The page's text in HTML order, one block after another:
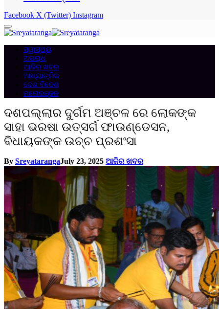
Facebook X (Twitter) Instagram
ସ୍ୱାସ୍ଥ୍ୟ
ଅପରାଧ
ଆଜିର ଖବର
ଆଧ୍ୟାତ୍ମିକ
ଦେଶ ବିଦେଶ
ମନୋରଞ୍ଜନ
ଦଶପଲ୍ଲାର ଦୁର୍ଗମ ଅଞ୍ଚଳ ରେ ଲୋକଙ୍କ
ସାହା ଭରଷା ଉତ୍ସର୍ଗ ଫାଉଣ୍ଡେସନ,
ବିଧାୟକଙ୍କ ଉଚ୍ଚ ପ୍ରଶଂସା
By SreyatarangaJuly 23, 2025 ଆଜିର ଖବର